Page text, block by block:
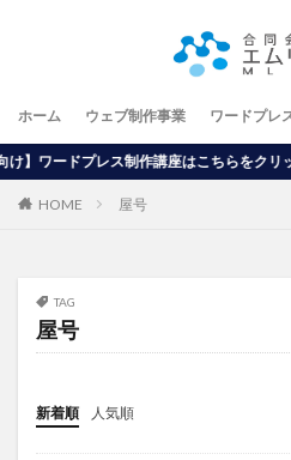
ホーム ウェブ制作事業 ワードプレ
はこちらをクリック▶
HOME 屋号
TAG
屋号
新着順 人気順